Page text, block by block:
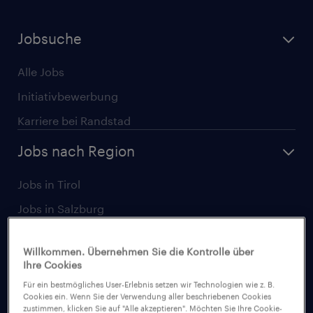
Jobsuche
Alle Jobs
Initiativbewerbung
Karriere bei Randstad
Jobs nach Region
Jobs in Tirol
Jobs in Salzburg
Jobs in Linz
Jobs in Graz
Jobs in Niederösterreich
Willkommen. Übernehmen Sie die Kontrolle über
Ihre Cookies
Für ein bestmögliches User-Erlebnis setzen wir Technologien wie z. B.
Cookies ein. Wenn Sie der Verwendung aller beschriebenen Cookies
zustimmen, klicken Sie auf "Alle akzeptieren". Möchten Sie Ihre Cookie-